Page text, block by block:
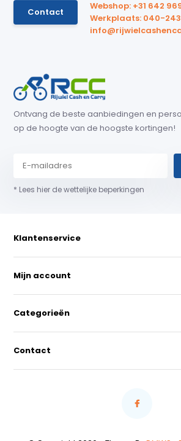
Contact
Webshop: +31 642
Werkplaats: 040-
Ontvang de beste aanbiedingen en
op de hoogte van de hoogste kortingen!
* Lees hier de wettelijke beperkingen
Klantenservice
Mijn account
Categorieën
Contact